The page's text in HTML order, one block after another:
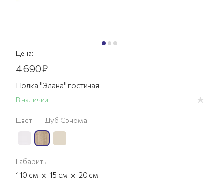
Цена:
4 690₽
Полка "Элана" гостиная
В наличии
Цвет — Дуб Сонома
Габариты
110 см × 15 см × 20 см